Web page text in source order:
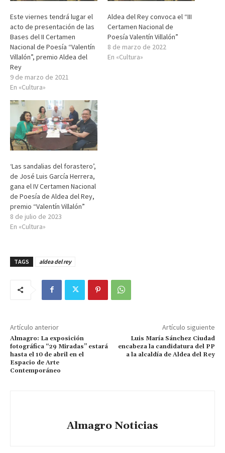
Este viernes tendrá lugar el
acto de presentación de las
Bases del II Certamen
Nacional de Poesía “Valentín
Villalón”, premio Aldea del
Rey
9 de marzo de 2021
En «Cultura»
Aldea del Rey convoca el “III
Certamen Nacional de
Poesía Valentín Villalón”
8 de marzo de 2022
En «Cultura»
‘Las sandalias del forastero’,
de José Luis García Herrera,
gana el IV Certamen Nacional
de Poesía de Aldea del Rey,
premio “Valentín Villalón”
8 de julio de 2023
En «Cultura»
TAGS aldea del rey
Artículo anterior
Almagro: La exposición
fotográfica “29 Miradas” estará
hasta el 10 de abril en el
Espacio de Arte
Contemporáneo
Artículo siguiente
Luis María Sánchez Ciudad
encabeza la candidatura del PP
a la alcaldía de Aldea del Rey
Almagro Noticias